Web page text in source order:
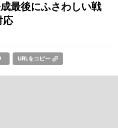
最後にふさわしい戦
応
URLをコピー